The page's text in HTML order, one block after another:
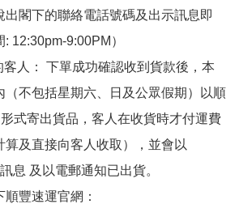
出閣下的聯絡電話號碼及出示訊息即
12:30pm-9:00PM）
人： 下單成功確認收到貨款後，本
（不包括星期六、日及公眾假期）以順
式寄出貨品，客人在收貨時才付運費
算及直接向客人收取），並會以
息 及以電郵通知已出貨。
豐速運官網：